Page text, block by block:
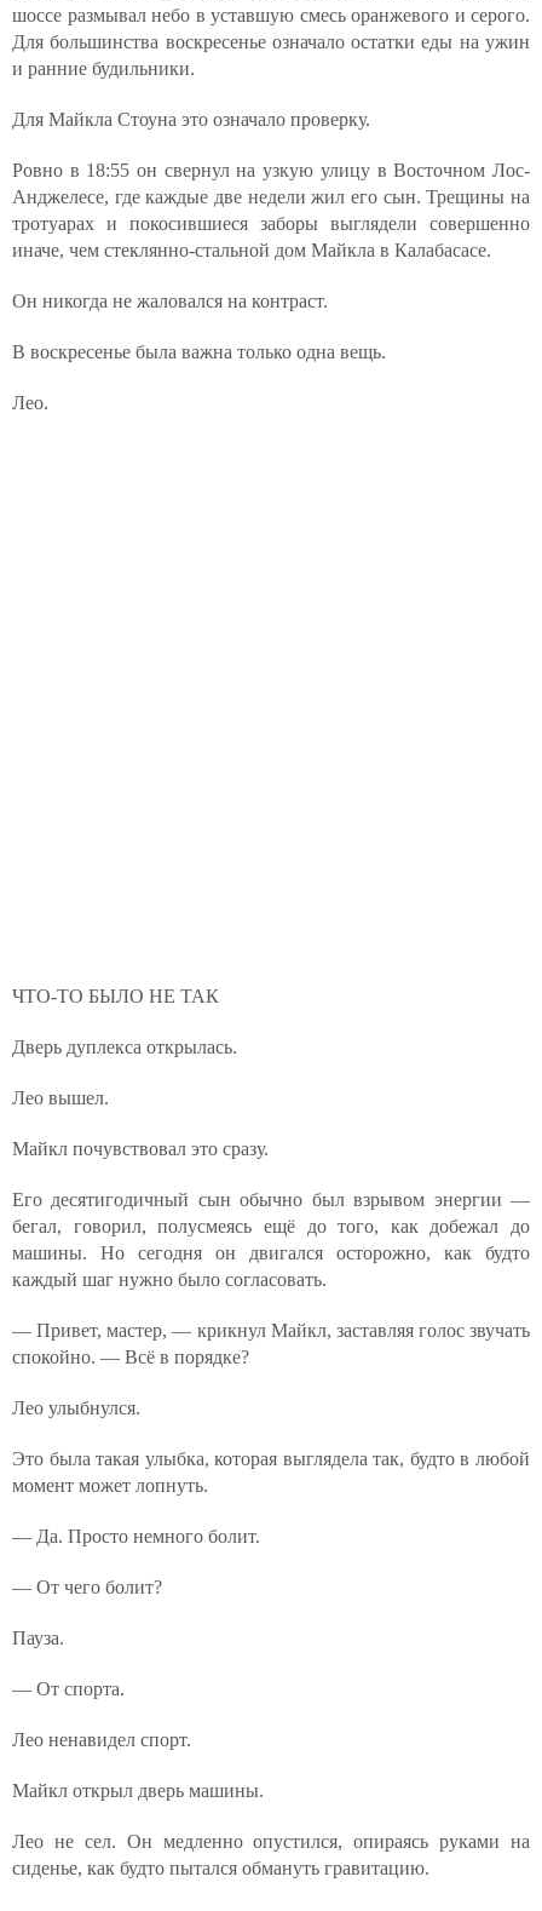
шоссе размывал небо в уставшую смесь оранжевого и серого.
Для большинства воскресенье означало остатки еды на ужин
и ранние будильники.
Для Майкла Стоуна это означало проверку.
Ровно в 18:55 он свернул на узкую улицу в Восточном Лос-
Анджелесе, где каждые две недели жил его сын. Трещины на
тротуарах и покосившиеся заборы выглядели совершенно
иначе, чем стеклянно-стальной дом Майкла в Калабасасе.
Он никогда не жаловался на контраст.
В воскресенье была важна только одна вещь.
Лео.
ЧТО-ТО БЫЛО НЕ ТАК
Дверь дуплекса открылась.
Лео вышел.
Майкл почувствовал это сразу.
Его десятигодичный сын обычно был взрывом энергии —
бегал, говорил, полусмеясь ещё до того, как добежал до
машины. Но сегодня он двигался осторожно, как будто
каждый шаг нужно было согласовать.
— Привет, мастер, — крикнул Майкл, заставляя голос звучать
спокойно. — Всё в порядке?
Лео улыбнулся.
Это была такая улыбка, которая выглядела так, будто в любой
момент может лопнуть.
— Да. Просто немного болит.
— От чего болит?
Пауза.
— От спорта.
Лео ненавидел спорт.
Майкл открыл дверь машины.
Лео не сел. Он медленно опустился, опираясь руками на
сиденье, как будто пытался обмануть гравитацию.